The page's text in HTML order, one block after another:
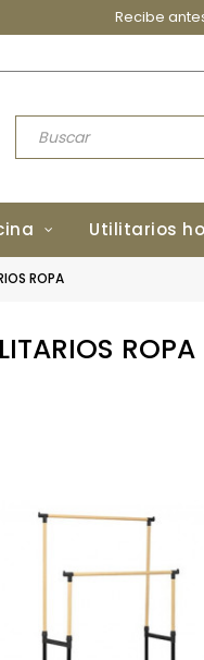
Recibe
Utilitarios
ROPA
ROPA